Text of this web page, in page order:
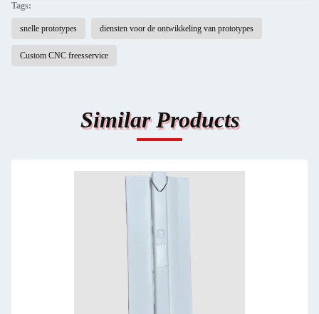
Tags:
snelle prototypes diensten voor de ontwikkeling van prototypes
Custom CNC freesservice
Similar Products